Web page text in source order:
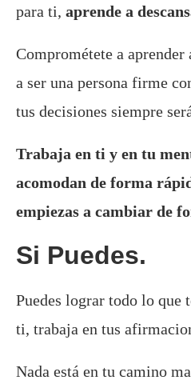
para ti, aprende a
Comprométete a
a ser una persona firme
tus decisiones siempre
Trabaja en ti y en tu
acomodan de forma
empiezas a cambiar de
Si Puedes.
Puedes lograr todo lo que
ti, trabaja en tus
Nada está en tu camino